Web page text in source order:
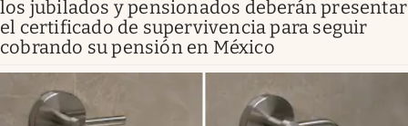
los jubilados y pensionados deberán presentar
el certificado de supervivencia para seguir
cobrando su pensión en México